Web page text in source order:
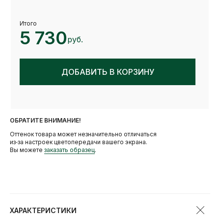
ДОБАВИТЬ В КОРЗИНУ
Итого
5 730руб.
ОБРАТИТЕ ВНИМАНИЕ!
Оттенок товара может незначительно отличаться
из‑за настроек цветопередачи вашего экрана.
Вы можете заказать образец.
ХАРАКТЕРИСТИКИ